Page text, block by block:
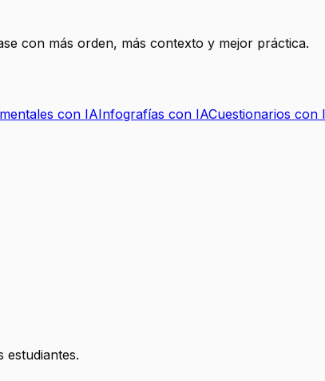
con más orden, más contexto y mejor práctica.
con IAInfografías con IACuestionarios con
estudiantes.